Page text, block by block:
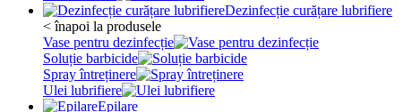
Dezinfecție curățare lubrifiere
< înapoi la produsele
Vase pentru dezinfecție
Soluție barbicide
Spray întreținere
Ulei lubrifiere
Epilare